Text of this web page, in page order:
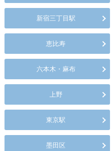
新宿三丁目駅
恵比寿
六本木・麻布
上野
東京駅
墨田区